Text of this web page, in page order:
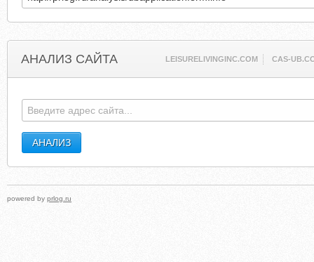
АНАЛИЗ САЙТА LEISURELIVINGINC.COM CAS-
powered by prlog.ru